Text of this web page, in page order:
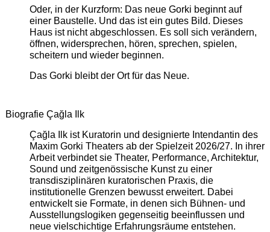
Oder, in der Kurzform: Das neue Gorki beginnt auf
einer Baustelle. Und das ist ein gutes Bild. Dieses
Haus ist nicht abgeschlossen. Es soll sich verändern,
öffnen, widersprechen, hören, sprechen, spielen,
scheitern und wieder beginnen.
Das Gorki bleibt der Ort für das Neue.
Biografie Çağla Ilk
Çağla Ilk ist Kuratorin und designierte Intendantin des
Maxim Gorki Theaters ab der Spielzeit 2026/27. In ihrer
Arbeit verbindet sie Theater, Performance, Architektur,
Sound und zeitgenössische Kunst zu einer
transdisziplinären kuratorischen Praxis, die
institutionelle Grenzen bewusst erweitert. Dabei
entwickelt sie Formate, in denen sich Bühnen- und
Ausstellungslogiken gegenseitig beeinflussen und
neue vielschichtige Erfahrungsräume entstehen.